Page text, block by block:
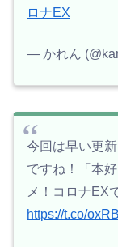
ロナEX
— かれん
今回は早い更
ですね！「本
メ！コロナEX
https://t.co/